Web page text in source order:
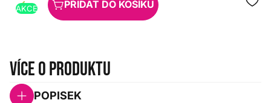
AKCE PŘIDAT DO KOŠÍKU
Více o produktu
POPISEK